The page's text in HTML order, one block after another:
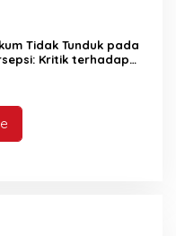
Tidak Tunduk pada
Kritik terhadap